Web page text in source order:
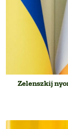
Zelenszkij